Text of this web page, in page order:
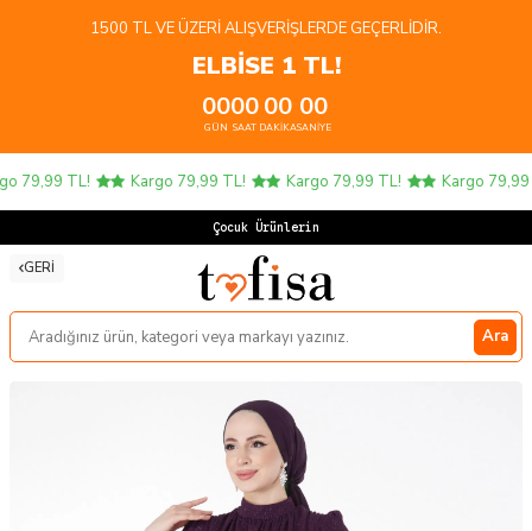
1500 TL VE ÜZERI ALIŞVERIŞLERDE GEÇERLIDIR.
ELBİSE 1 TL!
00
GÜN
00
SAAT
00
DAKIKA
00
SANIYE
79,99 TL! Kargo 79,99 TL! Kargo 79,99 TL! Kargo 79,99
Çocuk Ürünlerinde
GERI
Ara